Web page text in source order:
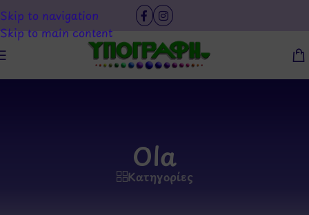
Skip to navigation
Skip to main content
Ola
Κατηγορίες